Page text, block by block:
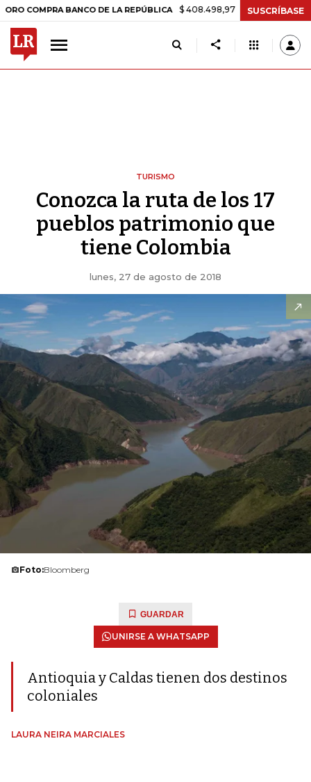
BANCO DE LA REPÚBLICA $ 408.498,97 +$ 8.753,81 +2,19%
SUSCRÍBASE
TURISMO
Conozca la ruta de los 17
pueblos patrimonio que
tiene Colombia
lunes, 27 de agosto de 2018
Foto:Bloomberg
GUARDAR
UNIRSE A WHATSAPP
Antioquia y Caldas tienen dos destinos
coloniales
LAURA NEIRA MARCIALES